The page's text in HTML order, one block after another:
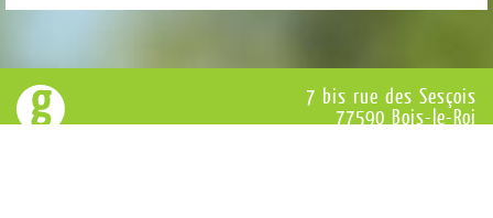
7 bis rue des Sesçois
77590 Bois-le-Roi